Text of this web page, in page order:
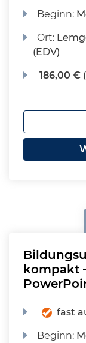
Beginn:
Ort:
(EDV)
186,00 €
kompakt
fast
Beginn: